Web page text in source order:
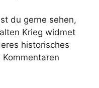
du gerne sehen,
Krieg widmet
historisches